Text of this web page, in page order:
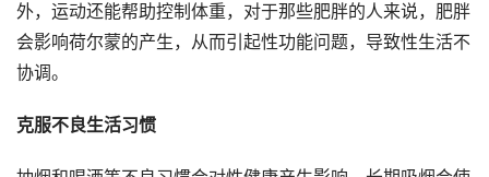
外，运动还能帮助控制体重，对于那些肥胖的人来说，肥胖
会影响荷尔蒙的产生，从而引起性功能问题，导致性生活不
协调。
克服不良生活习惯